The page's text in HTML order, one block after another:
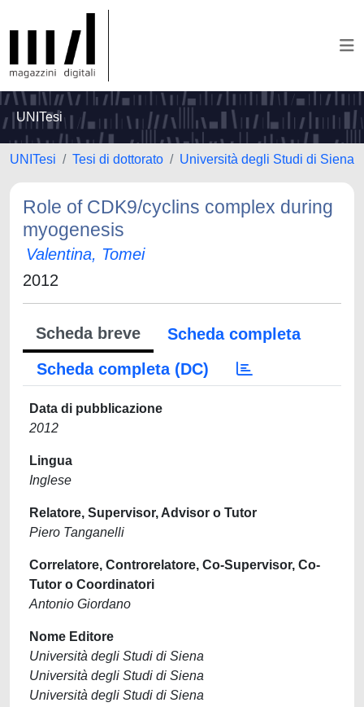
UNITesi
UNITesi Tesi di dottorato Università degli Studi di Siena
Role of CDK9/cyclins complex during
myogenesis
Valentina, Tomei
2012
Scheda breve
Scheda completa
Scheda completa (DC)
Data di pubblicazione
2012
Lingua
Inglese
Relatore, Supervisor, Advisor o Tutor
Piero Tanganelli
Correlatore, Controrelatore, Co-Supervisor, Co-
Tutor o Coordinatori
Antonio Giordano
Nome Editore
Università degli Studi di Siena
Università degli Studi di Siena
Università degli Studi di Siena